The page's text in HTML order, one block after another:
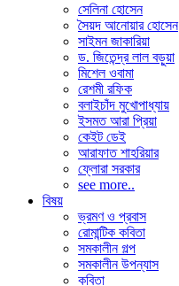
সেলিনা হোসেন
সৈয়দ আনোয়ার হোসেন
সাইমন জাকারিয়া
ড. জিতেন্দ্র লাল বড়ুয়া
মিশেল ওবামা
রেশমী রফিক
বলাইচাঁদ মুখোপাধ্যায়
ইসমত আরা প্রিয়া
কেইট ডেই
আরাফাত শাহরিয়ার
ফ্লোরা সরকার
see more..
বিষয়
ভ্রমণ ও প্রবাস
রোমান্টিক কবিতা
সমকালীন গল্প
সমকালীন উপন্যাস
কবিতা